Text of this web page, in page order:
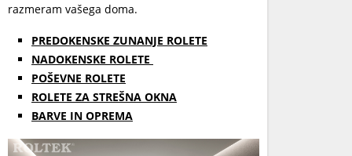
razmeram vašega doma.
PREDOKENSKE ZUNANJE ROLETE
NADOKENSKE ROLETE
POŠEVNE ROLETE
ROLETE ZA STREŠNA OKNA
BARVE IN OPREMA